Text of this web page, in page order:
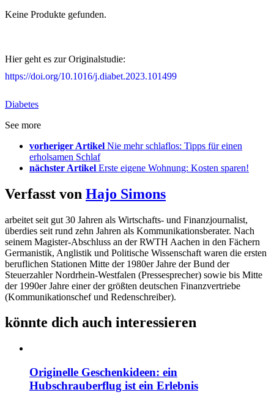
Keine Produkte gefunden.
Hier geht es zur Originalstudie:
https://doi.org/10.1016/j.diabet.2023.101499
Diabetes
See more
vorheriger Artikel Nie mehr schlaflos: Tipps für einen
erholsamen Schlaf
nächster Artikel Erste eigene Wohnung: Kosten sparen!
Verfasst von Hajo Simons
arbeitet seit gut 30 Jahren als Wirtschafts- und Finanzjournalist,
überdies seit rund zehn Jahren als Kommunikationsberater. Nach
seinem Magister-Abschluss an der RWTH Aachen in den Fächern
Germanistik, Anglistik und Politische Wissenschaft waren die ersten
beruflichen Stationen Mitte der 1980er Jahre der Bund der
Steuerzahler Nordrhein-Westfalen (Pressesprecher) sowie bis Mitte
der 1990er Jahre einer der größten deutschen Finanzvertriebe
(Kommunikationschef und Redenschreiber).
könnte dich auch interessieren
Originelle Geschenkideen: ein
Hubschrauberflug ist ein Erlebnis